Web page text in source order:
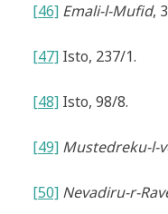
[46] Emali-l-Mufid,
[47]Isto, 237/1.
[48]Isto, 98/8.
[49] Mustedreku-l-
[50] Nevadiru-r-